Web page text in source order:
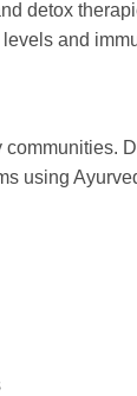
detox
and
using